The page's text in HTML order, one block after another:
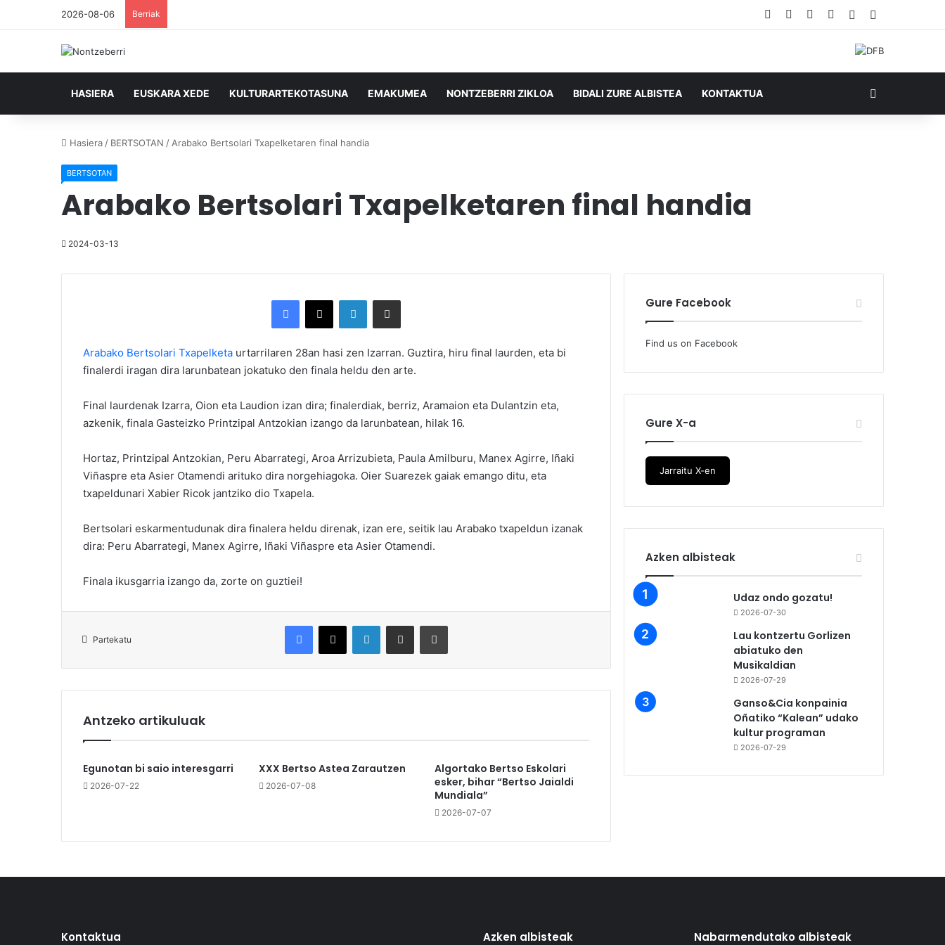
2026-08-06 Berriak Facebook YouTube
RSS Ausazko
HASIERA EUSKARA XEDE KULTURARTEKOTASUNA EMAKUMEA NONTZEBERRI ZIKLOA BIDALI ZURE ALBISTEA KONTAKTUA
Hasiera / BERTSOTAN / Arabako Bertsolari Txapelketaren final handia
BERTSOTAN
Arabako Bertsolari Txapelketaren final handia
2024-03-13
Arabako Bertsolari Txapelketa urtarrilaren 28an hasi zen Izarran. Guztira, hiru final laurden, eta bi
finalerdi iragan dira larunbatean jokatuko den finala heldu den arte.
Final laurdenak Izarra, Oion eta Laudion izan dira; finalerdiak, berriz, Aramaion eta Dulantzin eta,
azkenik, finala Gasteizko Printzipal Antzokian izango da larunbatean, hilak 16.
Hortaz, Printzipal Antzokian, Peru Abarrategi, Aroa Arrizubieta, Paula Amilburu, Manex Agirre, Iñaki
Viñaspre eta Asier Otamendi arituko dira norgehiagoka. Oier Suarezek gaiak emango ditu, eta
txapeldunari Xabier Ricok jantziko dio Txapela.
Bertsolari eskarmentudunak dira finalera heldu direnak, izan ere, seitik lau Arabako txapeldun izanak
dira: Peru Abarrategi, Manex Agirre, Iñaki Viñaspre eta Asier Otamendi.
Finala ikusgarria izango da, zorte on guztiei!
Partekatu
Antzeko artikuluak
Egunotan bi saio interesgarri
2026-07-22
XXX Bertso Astea Zarautzen
2026-07-08
Algortako Bertso Eskolari
esker, bihar “Bertso Jaialdi
Mundiala”
2026-07-07
Gure Facebook
Find us on Facebook
Gure X-a
Jarraitu X-en
Azken albisteak
Udaz ondo gozatu!
2026-07-30
Lau kontzertu Gorlizen
abiatuko den
Musikaldian
2026-07-29
Ganso&Cia konpainia
Oñatiko “Kalean” udako
kultur programan
2026-07-29
Kontaktua Azken albisteak Nabarmendutako albisteak